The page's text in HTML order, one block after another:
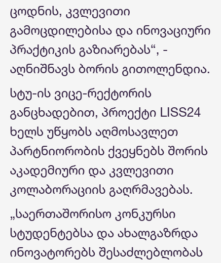
ცოდნის, კვლევითი
გამოცდილებისა და ინოვაციური
პრაქტიკის გაზიარებას“, -
აღნიშნავს ბორის გითოლენდია.
სტუ-ის ვიცე-რექტორის
განცხადებით, პროექტი LISS24
ხელს უწყობს აღმოსავლეთ
პარტნიორობის ქვეყნებს შორის
აკადემიური და კვლევითი
კოლაბორაციის გაღრმავებას.
„საერთაშორისო კონკურსი
სტუდენტებსა და ახალგაზრდა
ინოვატორებს შესაძლებლობას